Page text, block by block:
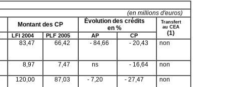
(en millions d'euros)
Montant des CP
Évolution des crédits
en %
Transfert
au CEA
(1)
LFI 2004 PLF 2005 AP CP
83,47 66,42 - 84,66 - 20,43 non
8,97 7,47 ns - 16,64 non
120,00 87,03 - 7,20 - 27,47 non